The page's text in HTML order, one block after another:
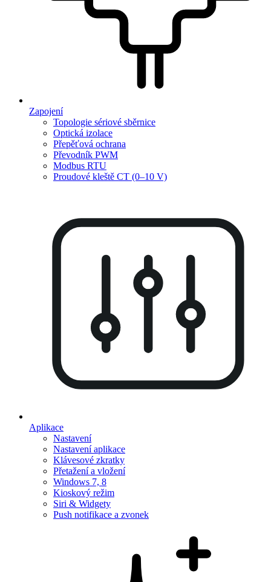
Zapojení
Topologie sériové sběrnice
Optická izolace
Přepěťová ochrana
Převodník PWM
Modbus RTU
Proudové kleště CT (0–10 V)
Aplikace
Nastavení
Nastavení aplikace
Klávesové zkratky
Přetažení a vložení
Windows 7, 8
Kioskový režim
Siri & Widgety
Push notifikace a zvonek